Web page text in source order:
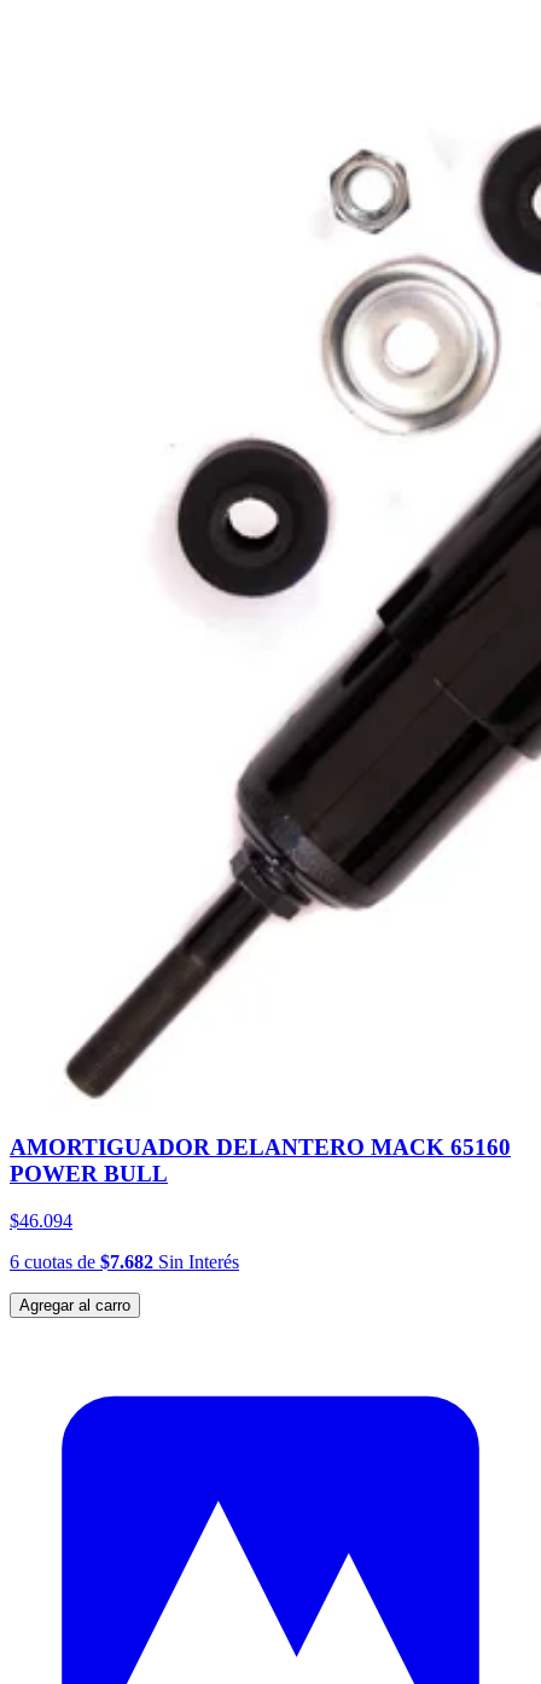
AMORTIGUADOR DELANTERO MACK 65160
POWER BULL
$46.094
6 cuotas de $7.682 Sin Interés
Agregar al carro